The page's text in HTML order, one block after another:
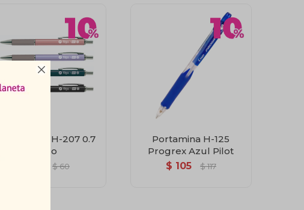

Portaminas H-207 0.7
Filgo
$ 60
Portamina H-125
Progrex Azul Pilot
$ 105 $ 117